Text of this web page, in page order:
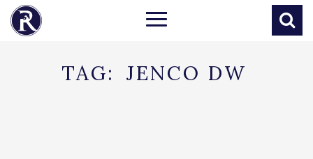
TAG: JENCO DW